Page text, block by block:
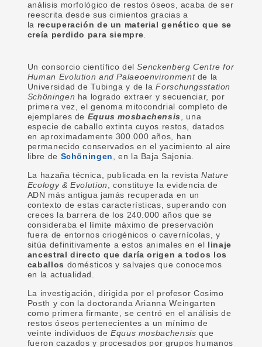
análisis morfológico de restos óseos, acaba de ser
reescrita desde sus cimientos gracias a
la recuperación de un material genético que se
creía perdido para siempre.
Un consorcio científico delSenckenberg Centre for
Human Evolution and Palaeoenvironmentde la
Universidad de Tubinga y de laForschungsstation
Schöningen ha logrado extraer y secuenciar, por
primera vez, el genoma mitocondrial completo de
ejemplares de Equus mosbachensis, una
especie de caballo extinta cuyos restos, datados
en aproximadamente 300.000 años, han
permanecido conservados en el yacimiento al aire
libre de Schöningen , en la Baja Sajonia.
La hazaña técnica, publicada en la revista Nature
Ecology & Evolution , constituye la evidencia de
ADN más antigua jamás recuperada en un
contexto de estas características, superando con
creces la barrera de los 240.000 años que se
consideraba el límite máximo de preservación
fuera de entornos criogénicos o cavernícolas, y
sitúa definitivamente a estos animales en el
linaje
ancestral directo que daría origen a todos los
caballos domésticos y salvajes que conocemos
en la actualidad.
La investigación, dirigida por el profesor Cosimo
Posth y con la doctoranda Arianna Weingarten
como primera firmante, se centró en el análisis de
restos óseos pertenecientes a un mínimo de
veinte individuos deEquus mosbachensis que
fueron cazados y procesados por grupos humanos